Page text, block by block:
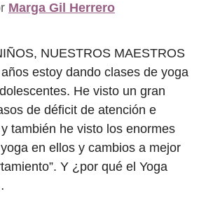
Marga Gil Herrero
NUESTROS MAESTROS
estoy dando clases de yoga
He visto un gran
de déficit de atención e
también he visto los enormes
en ellos y cambios a mejor
Y ¿por qué el Yoga